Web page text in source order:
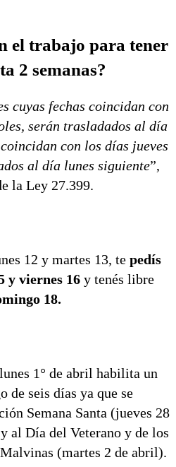
el trabajo para tener
2 semanas?
cuyas fechas coincidan con
serán trasladados al día
con los días jueves
al día lunes siguiente”,
la Ley 27.399.
12 y martes 13, te pedís
y viernes 16 y tenés libre
18.
1° de abril habilita un
de seis días ya que se
Semana Santa (jueves 28
al Día del Veterano y de los
(martes 2 de abril).